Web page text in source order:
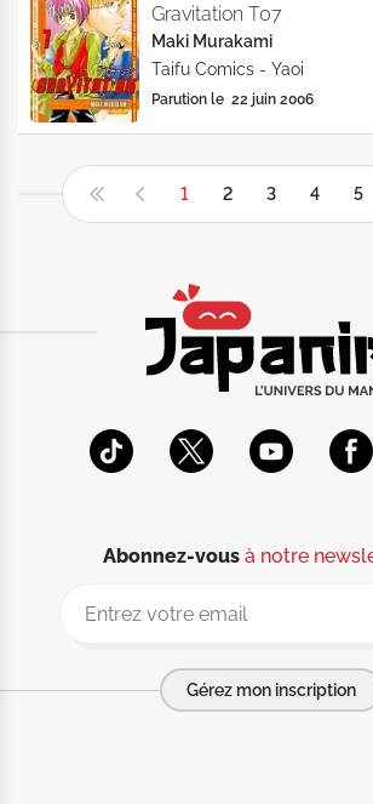
Gravitation T07
Maki Murakami
Taifu Comics - Yaoi
Parution le 22 juin 2006
1 2 3 4 5
Abonnez-vousà notre
Gérez mon inscription